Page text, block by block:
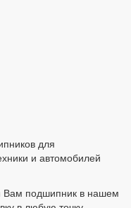
для
и автомобилей
Вам подшипник в нашем